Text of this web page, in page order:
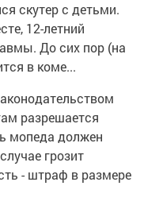
скутер с детьми.
12-летний
До сих пор (на
в коме...
разрешается
мопеда должен
грозит
- штраф в размере